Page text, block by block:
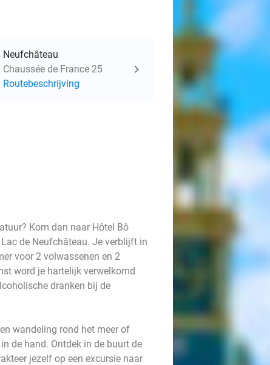
Neufchâteau
Chaussée de France 25
Routebeschrijving
Kom dan naar Hôtel Bô
de Neufchâteau. Je verblijft in
voor 2 volwassenen en 2
word je hartelijk verwelkomd
dranken bij de
wandeling rond het meer of
de hand. Ontdek in de buurt de
jezelf op een excursie naar